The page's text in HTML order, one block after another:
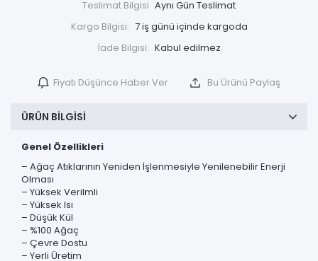
Teslimat Bilgisi Aynı Gün Teslimat
Kargo Bilgisi: 7 iş günü içinde kargoda
İade Bilgisi:
Fiyatı Düşünce Haber Ver Bu Ürünü Paylaş
ÜRÜN BILGISI
Genel Özellikleri
– Ağaç Atıklarının Yeniden İşlenmesiyle Yenilenebilir Enerji
Olması
– Yüksek Verilmli
– Yüksek Isı
– Düşük Kül
– %100 Ağaç
– Çevre Dostu
– Yerli Üretim